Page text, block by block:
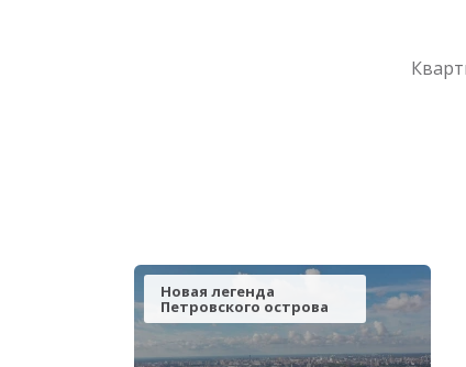
Новая легенда
Петровского острова